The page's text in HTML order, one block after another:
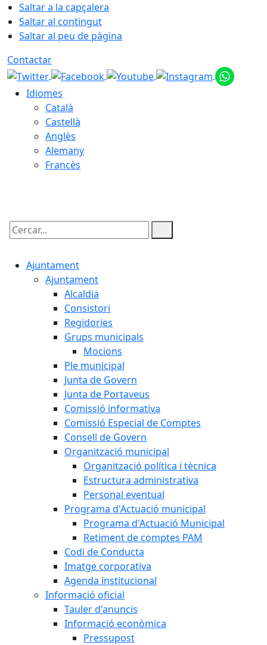
Saltar a la capçalera
Saltar al contingut
Saltar al peu de pàgina
Contactar
Idiomes
Català
Castellà
Anglès
Alemany
Francès
Cercar:
Ajuntament
Ajuntament
Alcaldia
Consistori
Regidories
Grups municipals
Mocions
Ple municipal
Junta de Govern
Junta de Portaveus
Comissió informativa
Comissió Especial de Comptes
Consell de Govern
Organització municipal
Organització política i tècnica
Estructura administrativa
Personal eventual
Programa d'Actuació municipal
Programa d'Actuació Municipal
Retiment de comptes PAM
Codi de Conducta
Imatge corporativa
Agenda institucional
Informació oficial
Tauler d'anuncis
Informació econòmica
Pressupost